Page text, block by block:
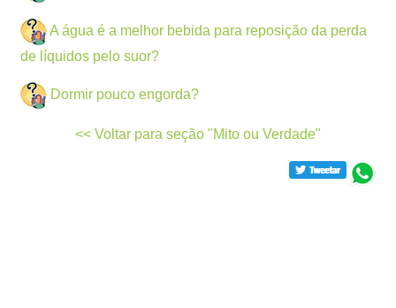
A água é a melhor bebida para reposição da perda
de líquidos pelo suor?
Dormir pouco engorda?
<< Voltar para seção "Mito ou Verdade"